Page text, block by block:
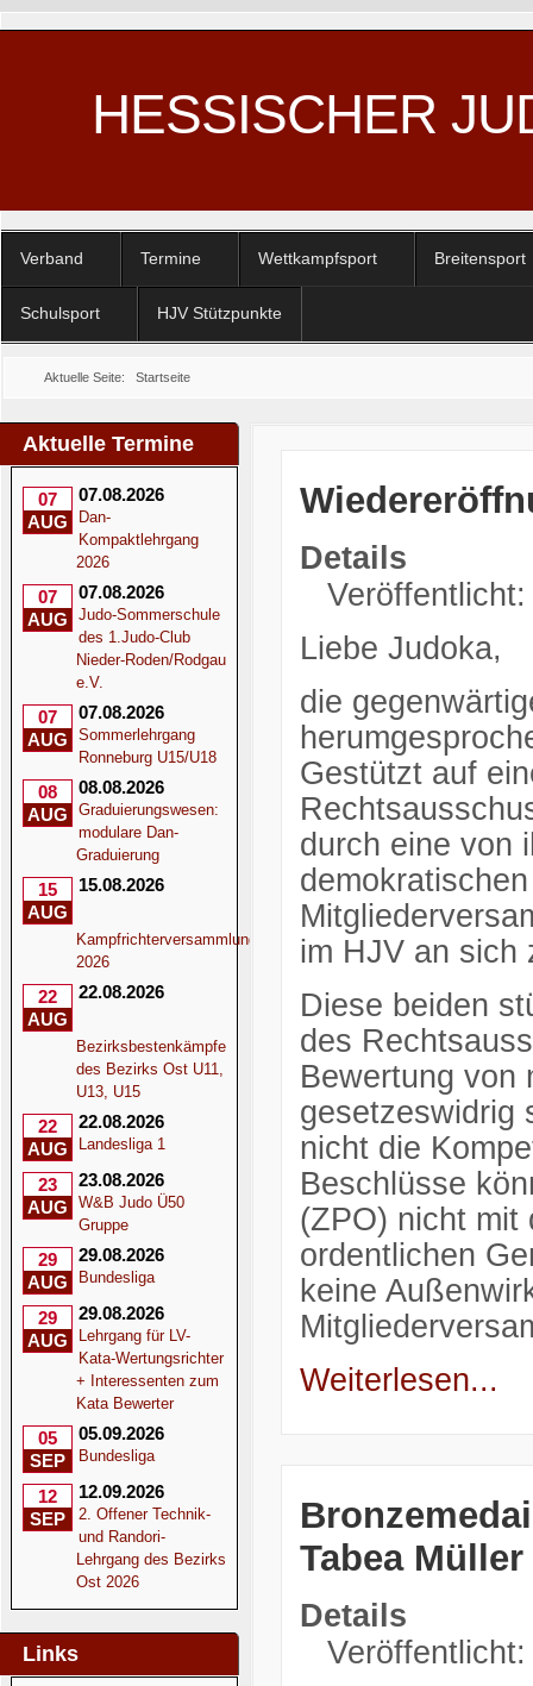
HESSISCHER
Verband Termine Wettkampfsport Breitensport
Schulsport HJV Stützpunkte
Aktuelle Seite: Startseite
Aktuelle Termine
07
AUG
07.08.2026
Dan-
Kompaktlehrgang
2026
07
AUG
07.08.2026
Judo-Sommerschule
des 1.Judo-Club
Nieder-Roden/Rodgau
e.V.
07
AUG
07.08.2026
Sommerlehrgang
Ronneburg U15/U18
08
AUG
08.08.2026
Graduierungswesen:
modulare Dan-
Graduierung
15
AUG
15.08.2026
Kampfrichterversammlung
2026
22
AUG
22.08.2026
Bezirksbestenkämpfe
des Bezirks Ost U11,
U13, U15
22
AUG
22.08.2026
Landesliga 1
23
AUG
23.08.2026
W&B Judo Ü50
Gruppe
29
AUG
29.08.2026
Bundesliga
29
AUG
29.08.2026
Lehrgang für LV-
Kata-Wertungsrichter
+ Interessenten zum
Kata Bewerter
05
SEP
05.09.2026
Bundesliga
12
SEP
12.09.2026
2. Offener Technik-
und Randori-
Lehrgang des Bezirks
Ost 2026
Links
Details
Liebe Judoka,
die
Gestützt auf
durch eine von
im HJV an sich
Diese beiden
des
Bewertung von
gesetzeswidrig
nicht die
Beschlüsse
(ZPO) nicht mit
ordentlichen
keine
Weiterlesen...
Tabea Müller
Details